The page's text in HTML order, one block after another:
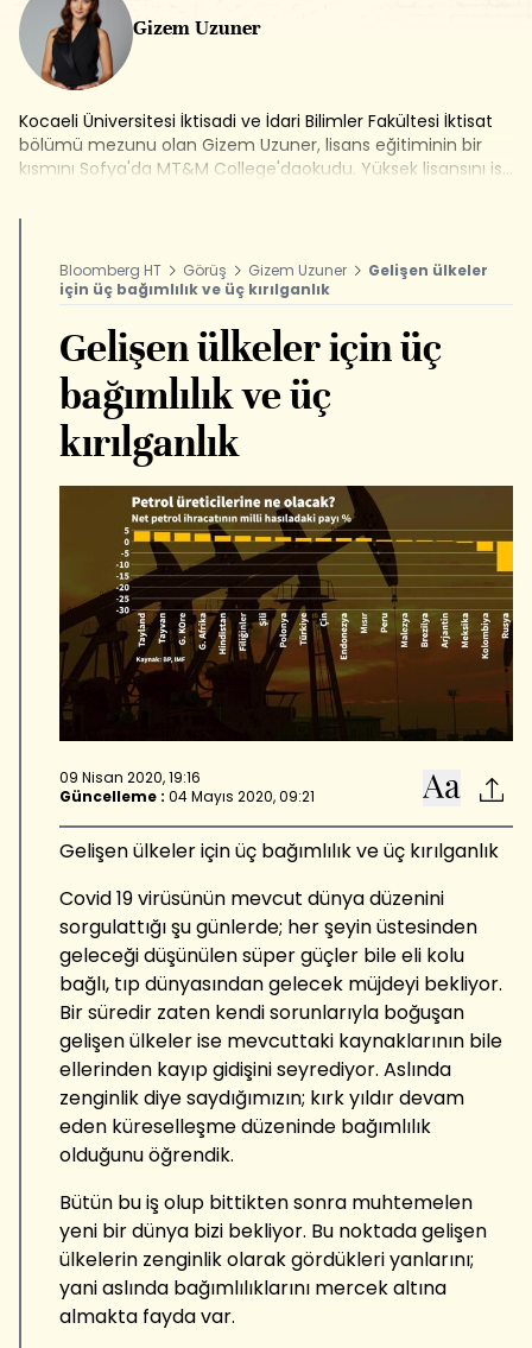
Gizem Uzuner
Kocaeli Üniversitesi İktisadi ve İdari Bilimler Fakültesi İktisat
bölümü mezunu olan Gizem Uzuner, lisans eğitiminin bir
kısmını Sofya'da MT&M College'daokudu. Yüksek lisansını ise
Financial Economics bölümünde tamamladı. Lisans eğitimi
departmanlarında çalıştı. Türkiye'de ise Gedik
Yatırım Holding Kaldıraçlı İşlemler Departmanı'nda ve
Destek Menkul Değerler'de Araştırmabölümünde görev aldı.
Sermaye Piyasası Kurulu'nun yetkilendirmesiyle Türev
Araçlar ve İleri Düzey lisanslarına sahip. 2015'de kadrosuna
dahil olduğu Bloomberg HT Araştırma Müdürü olarak
kariyerine devam ediyor.
Bloomberg HT Görüş Gizem Uzuner
Gelişen ülkeler
için üç bağımlılık ve üç kırılganlık
Gelişen ülkeler için üç
bağımlılık ve üç
kırılganlık
09 Nisan 2020, 19:16
Güncelleme : 04 Mayıs 2020, 09:21
Gelişen ülkeler için üç bağımlılık ve üç kırılganlık
Covid 19 virüsünün mevcut dünya düzenini
sorgulattığı şu günlerde; her şeyin üstesinden
geleceği düşünülen süper güçler bile eli kolu
bağlı, tıp dünyasından gelecek müjdeyi bekliyor.
Bir süredir zaten kendi sorunlarıyla boğuşan
gelişen ülkeler ise mevcuttaki kaynaklarının bile
ellerinden kayıp gidişini seyrediyor. Aslında
zenginlik diye saydığımızın; kırk yıldır devam
eden küreselleşme düzeninde bağımlılık
olduğunu öğrendik.
Bütün bu iş olup bittikten sonra muhtemelen
yeni bir dünya bizi bekliyor. Bu noktada gelişen
ülkelerin zenginlik olarak gördükleri yanlarını;
yani aslında bağımlılıklarını mercek altına
almakta fayda var.